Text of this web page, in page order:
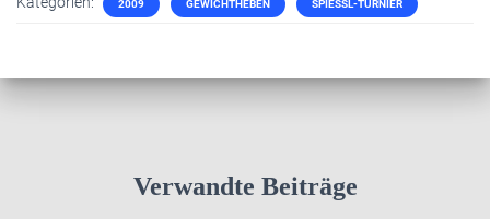
2009 GEWICHTHEBEN SPIESSL-TURNIER
Verwandte Beiträge